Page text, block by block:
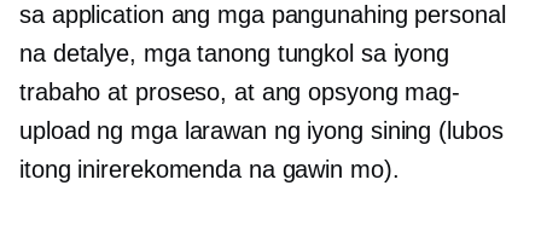
sa application ang mga pangunahing personal
na detalye, mga tanong tungkol sa iyong
trabaho at proseso, at ang opsyong mag-
upload ng mga larawan ng iyong sining (lubos
itong inirerekomenda na gawin mo).